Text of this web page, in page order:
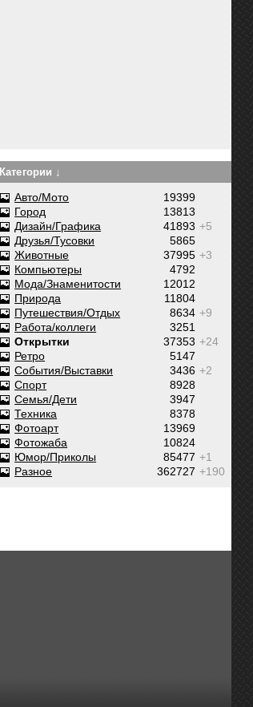
Категории ↓
19399
Авто/Мото
13813
Город
+5
41893
Дизайн/Графика
5865
Друзья/Тусовки
+3
37995
Животные
4792
Компьютеры
12012
Мода/Знаменитости
11804
Природа
+9
8634
Путешествия/Отдых
3251
Работа/коллеги
+24
37353
Открытки
5147
Ретро
+2
3436
События/Выставки
8928
Спорт
3947
Семья/Дети
8378
Техника
13969
Фотоарт
10824
Фотожаба
+1
85477
Юмор/Приколы
+190
362727
Разное